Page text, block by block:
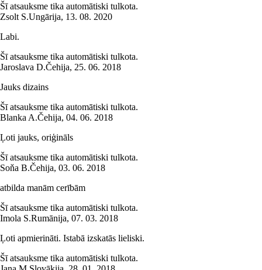
Šī atsauksme tika automātiski tulkota.
Zsolt S.Ungārija, 13. 08. 2020
Labi.
Šī atsauksme tika automātiski tulkota.
Jaroslava D.Čehija, 25. 06. 2018
Jauks dizains
Šī atsauksme tika automātiski tulkota.
Blanka A.Čehija, 04. 06. 2018
Ļoti jauks, oriģināls
Šī atsauksme tika automātiski tulkota.
Soňa B.Čehija, 03. 06. 2018
atbilda manām cerībām
Šī atsauksme tika automātiski tulkota.
Imola S.Rumānija, 07. 03. 2018
Ļoti apmierināti. Istabā izskatās lieliski.
Šī atsauksme tika automātiski tulkota.